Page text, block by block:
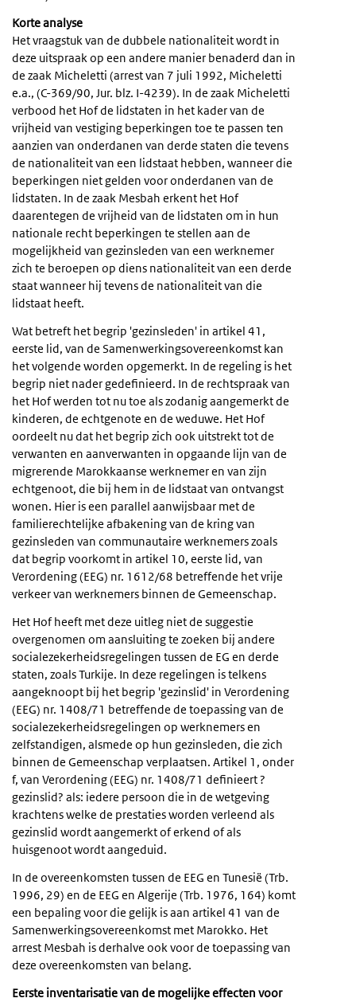
Korte analyse
Het vraagstuk van de dubbele nationaliteit wordt in
deze uitspraak op een andere manier benaderd dan in
de zaak Micheletti (arrest van 7 juli 1992, Micheletti
e.a., (C-369/90, Jur. blz. I-4239). In de zaak Micheletti
verbood het Hof de lidstaten in het kader van de
vrijheid van vestiging beperkingen toe te passen ten
aanzien van onderdanen van derde staten die tevens
de nationaliteit van een lidstaat hebben, wanneer die
beperkingen niet gelden voor onderdanen van de
lidstaten. In de zaak Mesbah erkent het Hof
daarentegen de vrijheid van de lidstaten om in hun
nationale recht beperkingen te stellen aan de
mogelijkheid van gezinsleden van een werknemer
zich te beroepen op diens nationaliteit van een derde
staat wanneer hij tevens de nationaliteit van die
lidstaat heeft.
Wat betreft het begrip 'gezinsleden' in artikel 41,
eerste lid, van de Samenwerkingsovereenkomst kan
het volgende worden opgemerkt. In de regeling is het
begrip niet nader gedefinieerd. In de rechtspraak van
het Hof werden tot nu toe als zodanig aangemerkt de
kinderen, de echtgenote en de weduwe. Het Hof
oordeelt nu dat het begrip zich ook uitstrekt tot de
verwanten en aanverwanten in opgaande lijn van de
migrerende Marokkaanse werknemer en van zijn
echtgenoot, die bij hem in de lidstaat van ontvangst
wonen. Hier is een parallel aanwijsbaar met de
familierechtelijke afbakening van de kring van
gezinsleden van communautaire werknemers zoals
dat begrip voorkomt in artikel 10, eerste lid, van
Verordening (EEG) nr. 1612/68 betreffende het vrije
verkeer van werknemers binnen de Gemeenschap.
Het Hof heeft met deze uitleg niet de suggestie
overgenomen om aansluiting te zoeken bij andere
socialezekerheidsregelingen tussen de EG en derde
staten, zoals Turkije. In deze regelingen is telkens
aangeknoopt bij het begrip 'gezinslid' in Verordening
(EEG) nr. 1408/71 betreffende de toepassing van de
socialezekerheidsregelingen op werknemers en
zelfstandigen, alsmede op hun gezinsleden, die zich
binnen de Gemeenschap verplaatsen. Artikel 1, onder
f, van Verordening (EEG) nr. 1408/71 definieert ?
gezinslid? als: iedere persoon die in de wetgeving
krachtens welke de prestaties worden verleend als
gezinslid wordt aangemerkt of erkend of als
huisgenoot wordt aangeduid.
In de overeenkomsten tussen de EEG en Tunesië (Trb.
1996, 29) en de EEG en Algerije (Trb. 1976, 164) komt
een bepaling voor die gelijk is aan artikel 41 van de
Samenwerkingsovereenkomst met Marokko. Het
arrest Mesbah is derhalve ook voor de toepassing van
deze overeenkomsten van belang.
Eerste inventarisatie van de mogelijke effecten voor